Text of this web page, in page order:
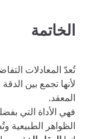
الخاتمة
تُعدّ المعادلات
لأنها تجمع بين
المعقد.
فهي الأداة التي
الظواهر الطبيعية